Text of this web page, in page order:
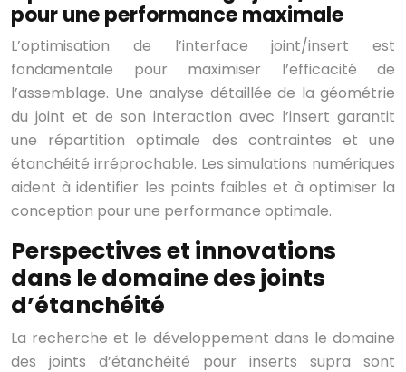
pour une performance maximale
L’optimisation de l’interface joint/insert est
fondamentale pour maximiser l’efficacité de
l’assemblage. Une analyse détaillée de la géométrie
du joint et de son interaction avec l’insert garantit
une répartition optimale des contraintes et une
étanchéité irréprochable. Les simulations numériques
aident à identifier les points faibles et à optimiser la
conception pour une performance optimale.
Perspectives et innovations
dans le domaine des joints
d’étanchéité
La recherche et le développement dans le domaine
des joints d’étanchéité pour inserts supra sont